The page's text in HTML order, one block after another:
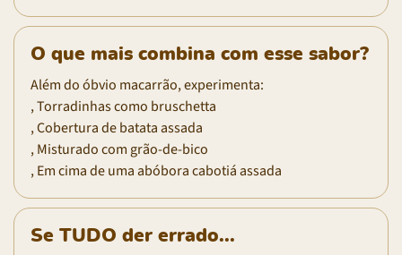
O que mais combina com esse sabor?
Além do óbvio macarrão, experimenta:
, Torradinhas como bruschetta
, Cobertura de batata assada
, Misturado com grão-de-bico
, Em cima de uma abóbora cabotiá assada
Se TUDO der errado...